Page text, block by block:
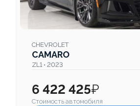
CHEVROLET
CAMARO
ZL1 • 2023
6 422 425₽
Стоимость автомобиля